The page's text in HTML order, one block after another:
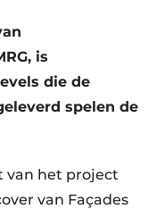
is
die de
spelen de
van het project
van Façades